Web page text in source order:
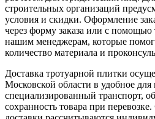
строительных организаций
условия и скидки. Оформление
через форму заказа или с помощью
нашим менеджерам, которые
количество материала и
Доставка тротуарной плитки
Московской области в удобное
специализированный транспорт,
сохранность товара при